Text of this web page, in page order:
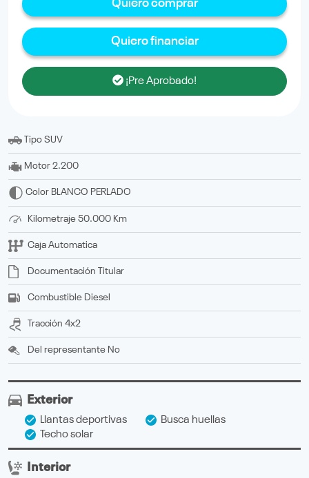
Quiero comprar
Quiero financiar
¡Pre Aprobado!
Tipo SUV
Motor 2.200
Color BLANCO PERLADO
Kilometraje 50.000 Km
Caja Automatica
Documentación titular
Combustible Diesel
Tracción 4x2
Del representante No
Exterior
Llantas deportivas
Busca huellas
Techo solar
Interior